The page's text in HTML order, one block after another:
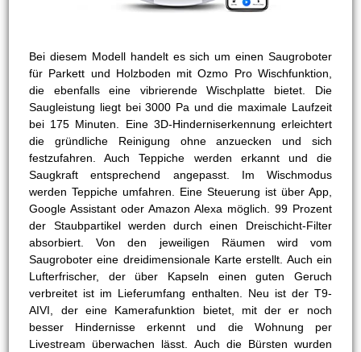
Bei diesem Modell handelt es sich um einen Saugroboter
für Parkett und Holzboden mit Ozmo Pro Wischfunktion,
die ebenfalls eine vibrierende Wischplatte bietet. Die
Saugleistung liegt bei 3000 Pa und die maximale Laufzeit
bei 175 Minuten. Eine 3D-Hinderniserkennung erleichtert
die gründliche Reinigung ohne anzuecken und sich
festzufahren. Auch Teppiche werden erkannt und die
Saugkraft entsprechend angepasst. Im Wischmodus
werden Teppiche umfahren. Eine Steuerung ist über App,
Google Assistant oder Amazon Alexa möglich. 99 Prozent
der Staubpartikel werden durch einen Dreischicht-Filter
absorbiert. Von den jeweiligen Räumen wird vom
Saugroboter eine dreidimensionale Karte erstellt. Auch ein
Lufterfrischer, der über Kapseln einen guten Geruch
verbreitet ist im Lieferumfang enthalten. Neu ist der T9-
AIVI, der eine Kamerafunktion bietet, mit der er noch
besser Hindernisse erkennt und die Wohnung per
Livestream überwachen lässt. Auch die Bürsten wurden